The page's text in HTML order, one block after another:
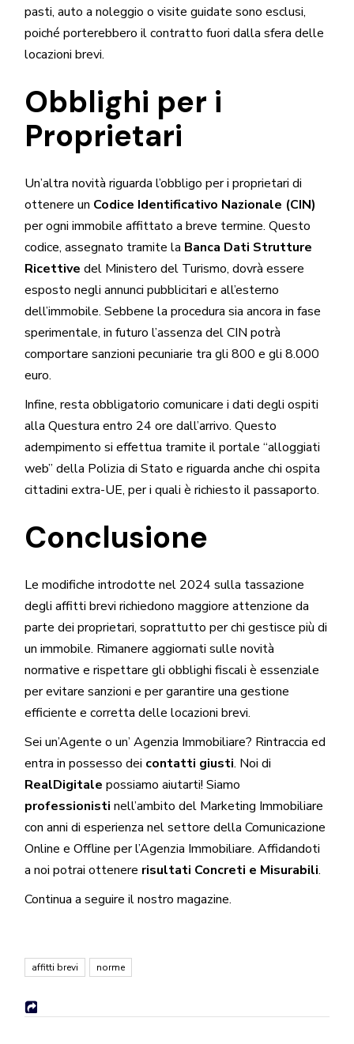
pasti, auto a noleggio o visite guidate sono esclusi,
poiché porterebbero il contratto fuori dalla sfera delle
locazioni brevi.
Obblighi per i
Proprietari
Un’altra novità riguarda l’obbligo per i proprietari di
ottenere un Codice Identificativo Nazionale (CIN)
per ogni immobile affittato a breve termine. Questo
codice, assegnato tramite la Banca Dati Strutture
Ricettive del Ministero del Turismo, dovrà essere
esposto negli annunci pubblicitari e all’esterno
dell’immobile. Sebbene la procedura sia ancora in fase
sperimentale, in futuro l’assenza del CIN potrà
comportare sanzioni pecuniarie tra gli 800 e gli 8.000
euro.
Infine, resta obbligatorio comunicare i dati degli ospiti
alla Questura entro 24 ore dall’arrivo. Questo
adempimento si effettua tramite il portale “alloggiati
web” della Polizia di Stato e riguarda anche chi ospita
cittadini extra-UE, per i quali è richiesto il passaporto.
Conclusione
Le modifiche introdotte nel 2024 sulla tassazione
degli affitti brevi richiedono maggiore attenzione da
parte dei proprietari, soprattutto per chi gestisce più di
un immobile. Rimanere aggiornati sulle novità
normative e rispettare gli obblighi fiscali è essenziale
per evitare sanzioni e per garantire una gestione
efficiente e corretta delle locazioni brevi.
Sei un’Agente o un’Agenzia Immobiliare? Rintraccia ed
entra in possesso dei contatti giusti. Noi di
RealDigitale possiamo aiutarti! Siamo
professionisti nell’ambito del Marketing Immobiliare
con anni di esperienza nel settore della Comunicazione
Online e Offline per l’Agenzia Immobiliare. Affidandoti
a noi potrai ottenere risultati Concreti e Misurabili.
Continua a seguire il nostro magazine.
affitti brevi norme